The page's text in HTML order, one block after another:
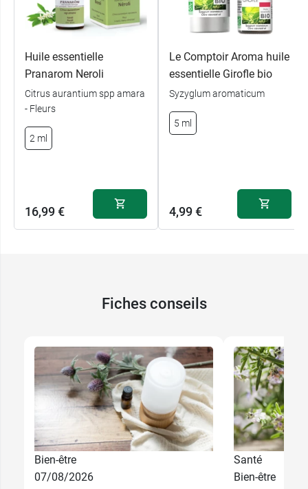
Huile essentielle
Pranarom Neroli
Citrus aurantium spp amara
- Fleurs
2 ml
16,99 €
Le Comptoir Aroma huile
essentielle Girofle bio
Syzyglum aromaticum
5 ml
4,99 €
Fiches conseils
Bien-être
07/08/2026
Santé
Bien-être